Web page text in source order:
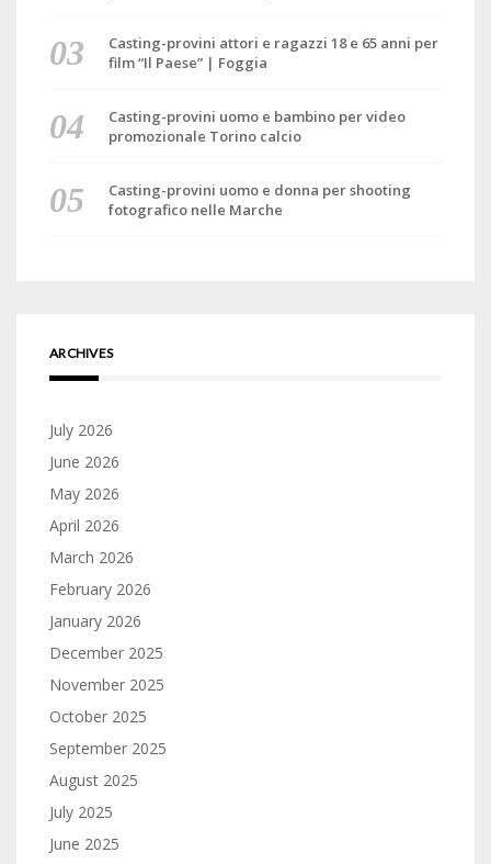
Casting-provini attori e ragazzi 18 e 65 anni per
film “Il Paese” | Foggia
Casting-provini uomo e bambino per video
promozionale Torino calcio
Casting-provini uomo e donna per shooting
fotografico nelle Marche
ARCHIVES
July 2026
June 2026
May 2026
April 2026
March 2026
February 2026
January 2026
December 2025
November 2025
October 2025
September 2025
August 2025
July 2025
June 2025